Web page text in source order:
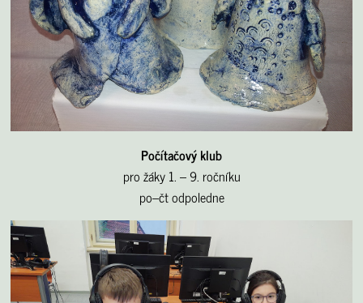
Počítačový klub
pro žáky 1. – 9. ročníku
po–čt odpoledne